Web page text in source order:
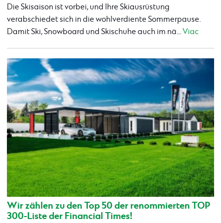
Die Skisaison ist vorbei, und Ihre Skiausrüstung
verabschiedet sich in die wohlverdiente Sommerpause.
Damit Ski, Snowboard und Skischuhe auch im nä...Viac
Wir zählen zu den Top 50 der renommierten TOP
300-Liste der Financial Times!